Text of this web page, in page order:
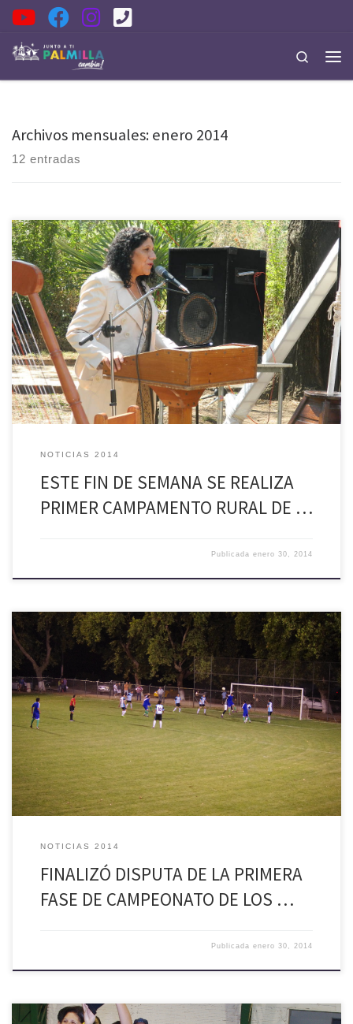
Saltar al contenido
Search
Archivos mensuales:enero 2014
12 entradas
La alcaldesa de Palmilla Gloria Paredes Valdés, reafirmando su
premisa de entregar el mayor énfasis en el tema cultural y fortalecer el
desarrollo de las aptitudes artísticas musicales en los niños y jóvenes
de la comuna, realizó una invitación a toda la comunidad a
presenciar el Primer Campamento Rural de […]
NOTICIAS 2014
ESTE FIN DE SEMANA SE REALIZA
PRIMER CAMPAMENTO RURAL DE …
Publicadaenero 30, 2014
El pasado miércoles 29 de enero, finalizó la disputa de la primera fase
del Campeonato de los Barrios Palmilla 2014, ante un gran marco de
público que llegó a disfrutar de los dos últimos encuentros de esta
fase. En el partido preliminar, Los Olmos y Talhuén igualaron 0-0, lo
que […]
NOTICIAS 2014
FINALIZÓ DISPUTA DE LA PRIMERA
FASE DE CAMPEONATO DE LOS …
Publicadaenero 30, 2014